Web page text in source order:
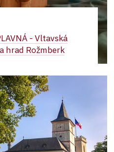
- Vltavská
hrad Rožmberk